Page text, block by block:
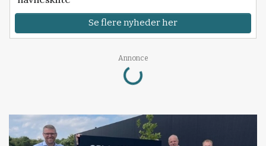
Se flere nyheder her
Annonce
Loading...